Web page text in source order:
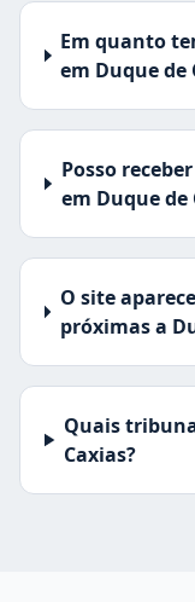
Em quanto
em Duque de
Posso
em Duque de
O site
próximas a
Quais
Caxias?